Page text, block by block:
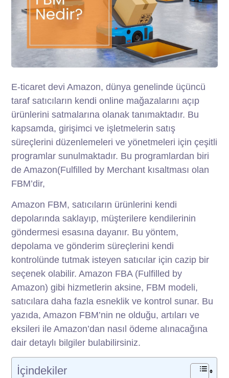
E-ticaret devi Amazon, dünya genelinde üçüncü
taraf satıcıların kendi online mağazalarını açıp
ürünlerini satmalarına olanak tanımaktadır. Bu
kapsamda, girişimci ve işletmelerin satış
süreçlerini düzenlemeleri ve yönetmeleri için çeşitli
programlar sunulmaktadır. Bu programlardan biri
de Amazon(Fulfilled by Merchant kısaltması olan
FBM’dir,
Amazon FBM, satıcıların ürünlerini kendi
depolarında saklayıp, müşterilere kendilerinin
göndermesi esasına dayanır. Bu yöntem,
depolama ve gönderim süreçlerini kendi
kontrolünde tutmak isteyen satıcılar için cazip bir
seçenek olabilir. Amazon FBA (Fulfilled by
Amazon) gibi hizmetlerin aksine, FBM modeli,
satıcılara daha fazla esneklik ve kontrol sunar. Bu
yazıda, Amazon FBM’nin ne olduğu, artıları ve
eksileri ile Amazon’dan nasıl ödeme alınacağına
dair detaylı bilgiler bulabilirsiniz.
İçindekiler